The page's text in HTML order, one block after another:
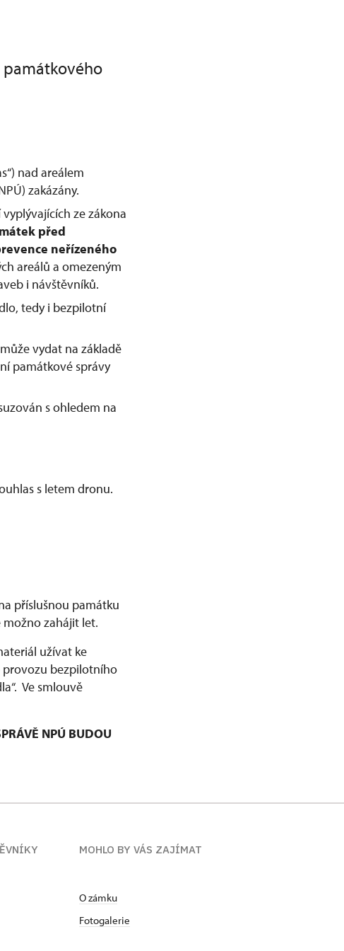
nad areálem
zakázány.
ze zákona
před
neřízeného
areálů a omezeným
i návštěvníků.
tedy i bezpilotní
vydat na základě
památkové správy
s ohledem na
s letem dronu.
příslušnou památku
zahájit let.
užívat ke
provozu bezpilotního
Ve smlouvě
NPÚ BUDOU
MOHLO BY VÁS ZAJÍMAT
O zámku
Fotogalerie